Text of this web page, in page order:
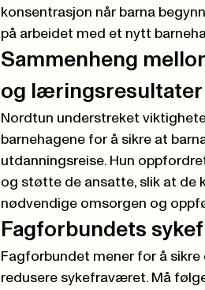
konsentrasjon når barna
på arbeidet med et nytt
Sammenheng
og læringsresultater
Nordtun understreket
barnehagene for å sikre at
utdanningsreise. Hun
og støtte de ansatte, slik at de
nødvendige omsorgen og
Fagforbundets
Fagforbundet mener for å
redusere sykefraværet. Må